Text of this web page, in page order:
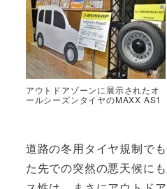
アウトドアゾーンに展示されたオ
ールシーズンタイヤのMAXX AS1
道路の冬用タイヤ規制で
た先での突然の悪天候に